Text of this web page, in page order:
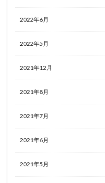
2022年6月
2022年5月
2021年12月
2021年8月
2021年7月
2021年6月
2021年5月